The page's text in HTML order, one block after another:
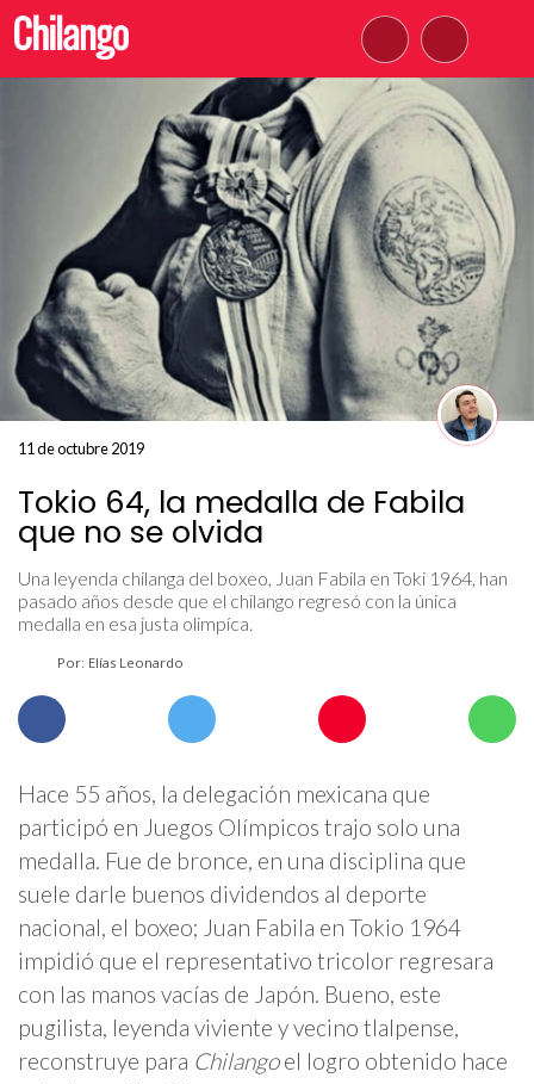
11 de octubre 2019
Tokio 64, la medalla de Fabila
que no se olvida
Una leyenda chilanga del boxeo, Juan Fabila en Toki 1964, han
pasado años desde que el chilango regresó con la única
medalla en esa justa olimpíca.
Por: Elías Leonardo
Hace 55 años, la delegación mexicana que
participó en Juegos Olímpicos trajo solo una
medalla. Fue de bronce, en una disciplina que
suele darle buenos dividendos al deporte
nacional, el boxeo; Juan Fabila en Tokio 1964
impidió que el representativo tricolor regresara
con las manos vacías de Japón. Bueno, este
pugilista, leyenda viviente y vecino tlalpense,
reconstruye para Chilangoel logro obtenido hace